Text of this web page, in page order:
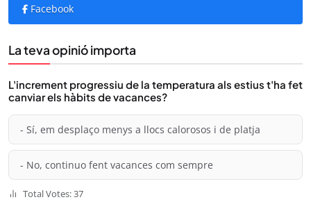
Facebook
La teva opinió importa
L'increment progressiu de la temperatura als estius t'ha fet
canviar els hàbits de vacances?
- Sí, em desplaço menys a llocs calorosos i de platja
- No, continuo fent vacances com sempre
Total Votes: 37